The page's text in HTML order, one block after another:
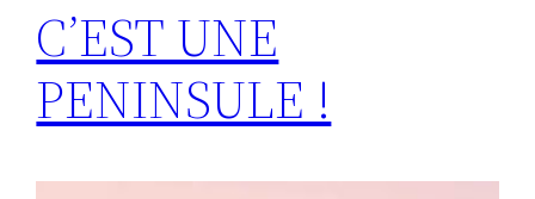
C’EST UNE
PENINSULE !